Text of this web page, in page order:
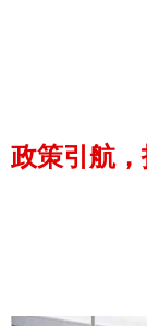
政策引航